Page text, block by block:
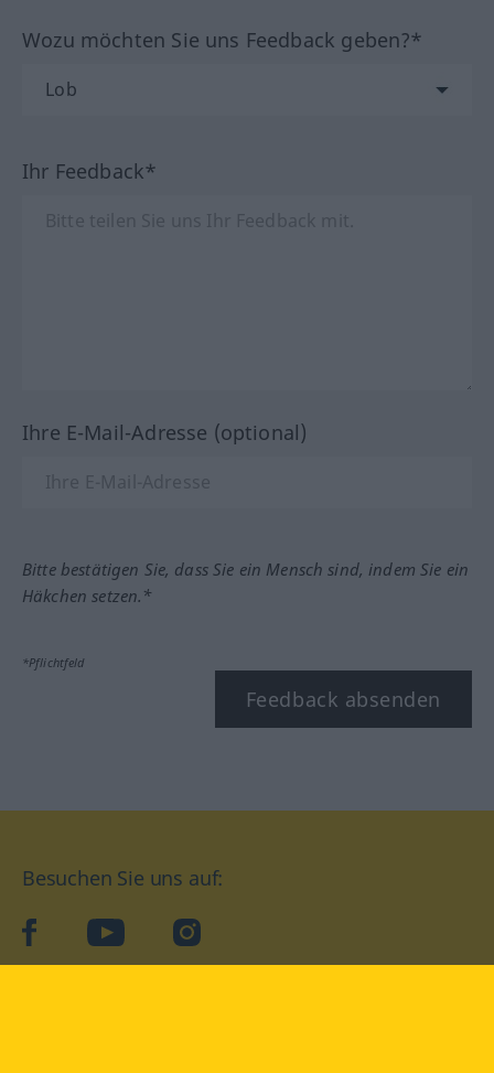
Wozu möchten Sie uns Feedback geben?*
Ihr Feedback*
Ihre E-Mail-Adresse (optional)
Bitte bestätigen Sie, dass Sie ein Mensch sind, indem Sie ein
Häkchen setzen.*
*Pflichtfeld
Feedback absenden
Besuchen Sie uns auf:
facebookYouTube Instagram